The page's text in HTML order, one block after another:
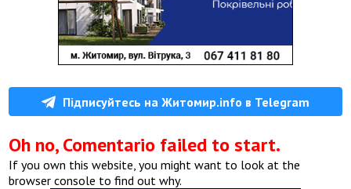
Підписуйтесь на Житомир.info в Telegram
Oh no, Comentario failed to start.
If you own this website, you might want to look at the
browser console to find out why.